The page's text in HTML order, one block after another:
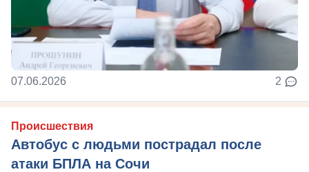
07.06.2026 2
Происшествия
Автобус с людьми пострадал после
атаки БПЛА на Сочи